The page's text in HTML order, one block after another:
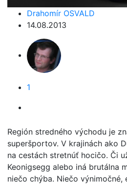
Drahomír OSVALD
14.08.2013
1
Región stredného východu je
superšportov. V krajinách ako
na cestách stretnúť hocičo. Či
Keonigsegg alebo iná brutálna
niečo chýba. Niečo výnimočné,